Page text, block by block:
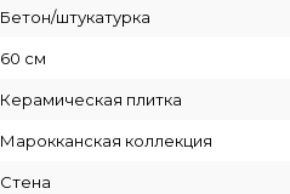
Бетон/штукатурка
60 см
Керамическая плитка
Марокканская коллекция
Стена